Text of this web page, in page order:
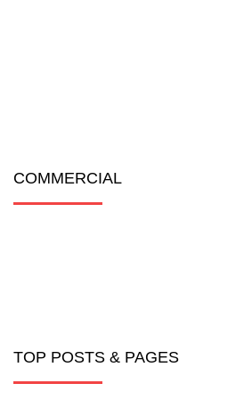
COMMERCIAL
TOP POSTS & PAGES